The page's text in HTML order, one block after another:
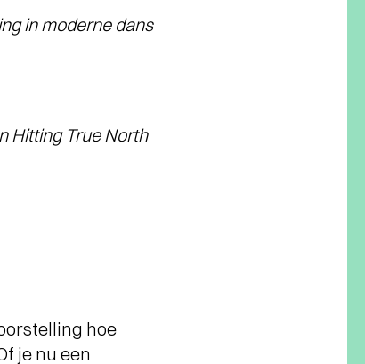
in moderne dans
Hitting True North
hoe
je nu een